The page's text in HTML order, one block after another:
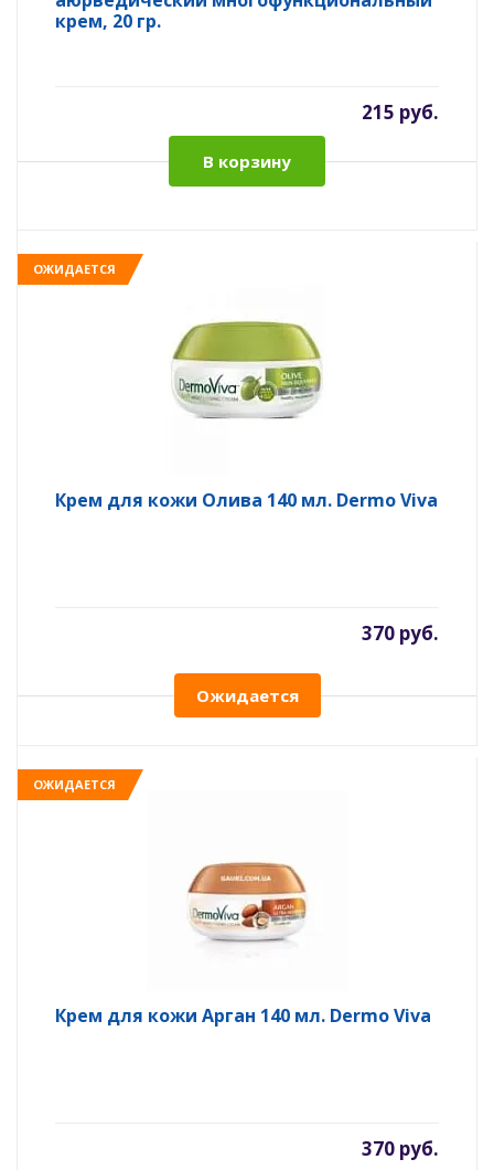
крем, 20 гр.
215 руб.
В корзину
ОЖИДАЕТСЯ
Крем для кожи Олива 140 мл. Dermo Viva
370 руб.
Ожидается
ОЖИДАЕТСЯ
Крем для кожи Арган 140 мл. Dermo Viva
370 руб.